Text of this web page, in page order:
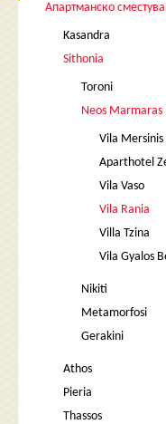
Апартманско
Kasandra
Sithonia
Toroni
Neos Marmaras
Vila Mersinis
Aparthotel
Vila Vaso
Vila Rania
Villa Tzina
Vila Gyalos
Nikiti
Metamorfosi
Gerakini
Athos
Pieria
Thassos